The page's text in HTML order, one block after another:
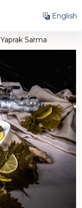
English
Yaprak Sarma